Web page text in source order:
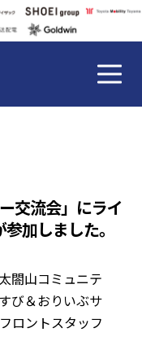
交流会」にライ
加しました。
閤山コミュニテ
び＆おりいぶサ
ロントスタッフ